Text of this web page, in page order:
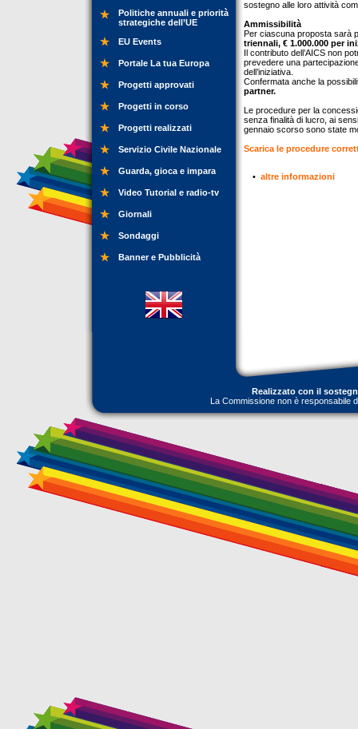
Politiche annuali e priorità
strategiche dell’UE
EU Events
Portale La tua Europa
Progetti approvati
Progetti in corso
Progetti realizzati
Servizio Civile Nazionale
Guarda, gioca e impara
Video Tutorial e radio-tv
Giornali
Sondaggi
Banner e Pubblicità
sostegno alle loro attività
Ammissibilità
Per ciascuna proposta sarà
triennali, € 1.000.000 per
Il contributo dell’AICS non
prevedere una
dell’iniziativa.
Confermata anche la
partner.
Le procedure per la
senza finalità di lucro, ai
gennaio scorso sono state
Scarica le procedure
• altre informazioni
Realizzato con il
La Commissione non è responsabile